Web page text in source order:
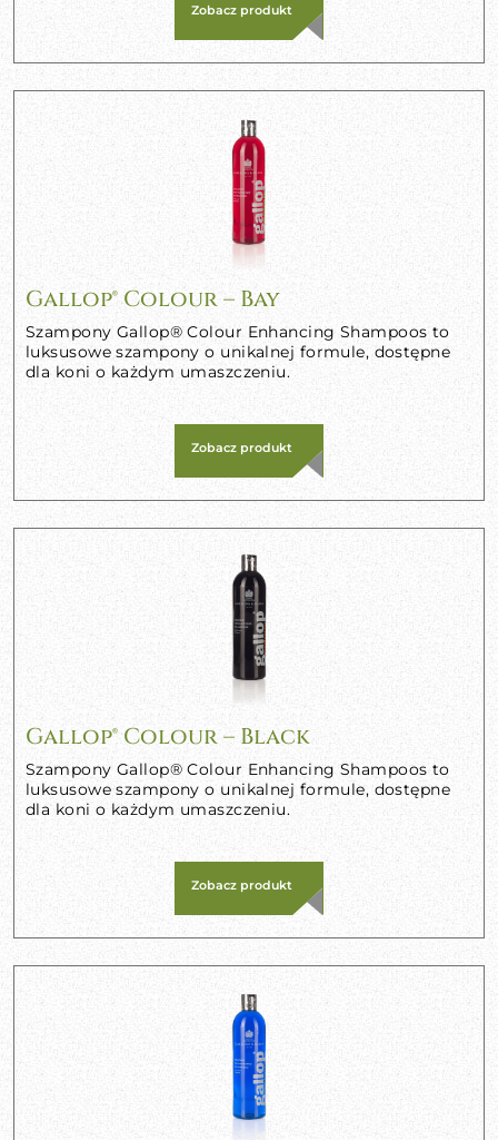
Zobacz produkt
Gallop® Colour – Bay
Szampony Gallop® Colour Enhancing Shampoos to
luksusowe szampony o unikalnej formule, dostępne
dla koni o każdym umaszczeniu.
Zobacz produkt
Gallop® Colour – Black
Szampony Gallop® Colour Enhancing Shampoos to
luksusowe szampony o unikalnej formule, dostępne
dla koni o każdym umaszczeniu.
Zobacz produkt